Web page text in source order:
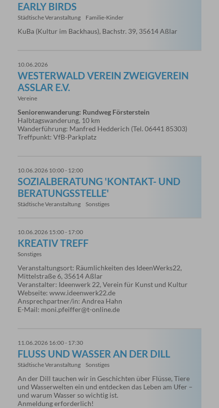
EARLY BIRDS
Städtische Veranstaltung Familie-Kinder
KuBa (Kultur im Backhaus), Bachstr. 39, 35614 Aßlar
10.06.2026
WESTERWALD VEREIN ZWEIGVEREIN
ASSLAR E.V.
Vereine
Seniorenwanderung: Rundweg Försterstein
Halbtagswanderung, 10 km
Wanderführung: Manfred Hedderich (Tel. 06441 85303)
Treffpunkt: VfB-Parkplatz
10.06.2026 10:00 - 12:00
SOZIALBERATUNG 'KONTAKT- UND
BERATUNGSSTELLE'
Städtische Veranstaltung Sonstiges
10.06.2026 15:00 - 17:00
KREATIV TREFF
Sonstiges
Veranstaltungsort: Räumlichkeiten des IdeenWerks22,
Mittelstraße 6, 35614 Aßlar
Veranstalter: Ideenwerk 22, Verein für Kunst und Kultur
Webseite: www.ideenwerk22.de
Ansprechpartner/in: Andrea Hahn
E-Mail: moni.pfeiffer@t-online.de
11.06.2026 16:00 - 17:30
FLUSS UND WASSER AN DER DILL
Städtische Veranstaltung Sonstiges
An der Dill tauchen wir in Geschichten über Flüsse, Tiere
und Wasserwelten ein und entdecken das Leben am Ufer –
und warum Wasser so wichtig ist.
Anmeldung erforderlich!